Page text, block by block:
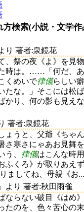
方検索(小説・文学
り 著者:泉鏡花
、祭の夜《よ》を見
時は。……「何だ、
くめいで律儀らしい
たな。」そこには松
かり、何の影も見え
著者:泉鏡花
ょうと、父爺《ちゃ
さ寒さにゃあお見舞
う、 律儀はこんな時
ふくろ》が取りあえ
ましてね、母親《お
より 著者:秋田雨雀
ならない破目《はめ
たのを、色々苦心の